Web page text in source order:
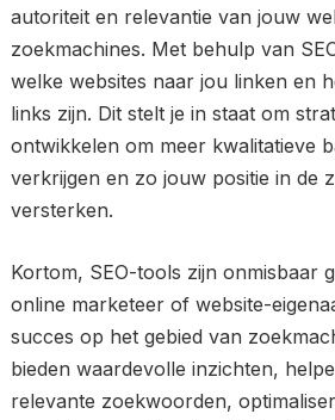
autoriteit en relevantie van jouw
zoekmachines. Met behulp van
welke websites naar jou linken en
links zijn. Dit stelt je in staat om
ontwikkelen om meer kwalitatieve
verkrijgen en zo jouw positie in de
versterken.
Kortom, SEO-tools zijn onmisbaar
online marketeer of website-
succes op het gebied van
bieden waardevolle inzichten,
relevante zoekwoorden,